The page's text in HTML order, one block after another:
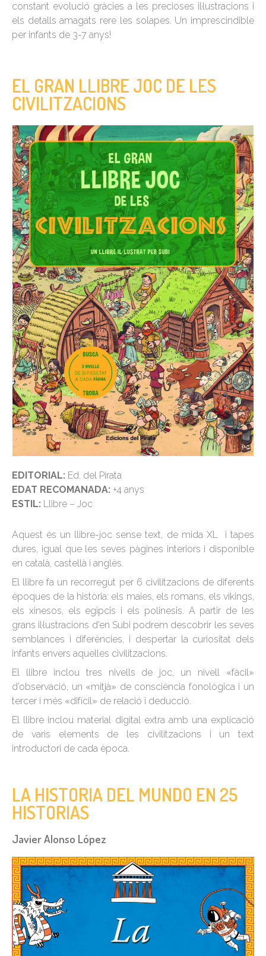
constant evolució gràcies a les precioses il·lustracions i
els detalls amagats rere les solapes. Un imprescindible
per infants de 3-7 anys!
EL GRAN LLIBRE JOC DE LES
CIVILITZACIONS
EDITORIAL: Ed. del Pirata
EDAT RECOMANADA: +4 anys
ESTIL: Llibre – Joc
Aquest és un llibre-joc sense text, de mida XL i tapes
dures, igual que les seves pàgines interiors i disponible
en català, castellà i anglès.
El llibre fa un recorregut per 6 civilitzacions de diferents
èpoques de la història: els maies, els romans, els vikings,
els xinesos, els egipcis i els polinesis. A partir de les
grans il·lustracions d’en Subi podrem descobrir les seves
semblances i diferències, i despertar la curiositat dels
infants envers aquelles civilitzacions.
El llibre inclou tres nivells de joc, un nivell «fàcil»
d’observació, un «mitjà» de consciència fonològica i un
tercer i més «difícil» de relació i deducció.
El llibre inclou material digital extra amb una explicació
de varis elements de les civilitzacions i un text
introductori de cada època.
LA HISTORIA DEL MUNDO EN 25
HISTORIAS
Javier Alonso López